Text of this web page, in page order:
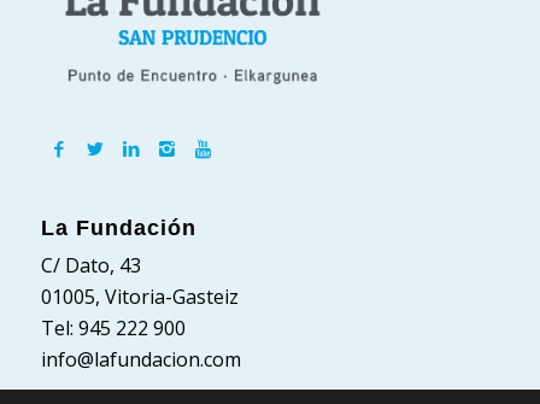
La Fundación
C/ Dato, 43
01005, Vitoria-Gasteiz
Tel: 945 222 900
info@lafundacion.com